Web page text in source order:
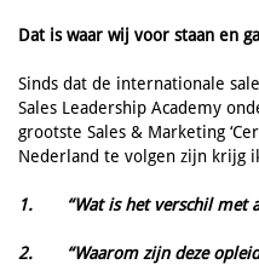
Dat is waar wij voor staan en
Sinds dat de internationale
Sales Leadership Academy
grootste Sales & Marketing
Nederland te volgen zijn krijg
1. “Wat is het verschil met
2. “Waarom zijn deze